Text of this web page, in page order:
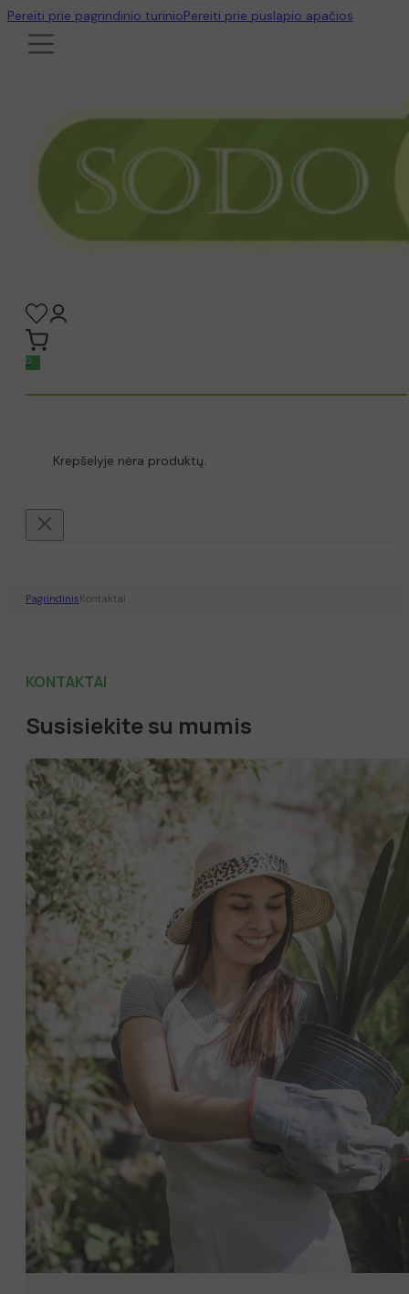
Pereiti prie pagrindinio turinioPereiti prie puslapio apačios
0
Krepšelyje nėra produktų.
PagrindinisKontaktai
KONTAKTAI
Susisiekite su mumis